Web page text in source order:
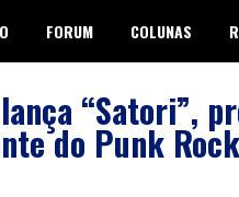
FORUM COLUNAS
lança “Satori”,
do Punk